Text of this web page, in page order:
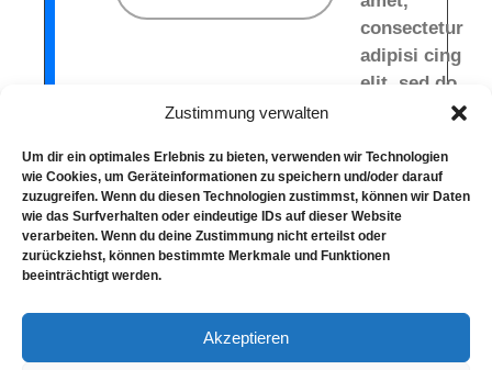
Zustimmung verwalten
Um dir ein optimales Erlebnis zu bieten, verwenden wir Technologien
wie Cookies, um Geräteinformationen zu speichern und/oder darauf
zuzugreifen. Wenn du diesen Technologien zustimmst, können wir Daten
wie das Surfverhalten oder eindeutige IDs auf dieser Website
verarbeiten. Wenn du deine Zustimmung nicht erteilst oder
zurückziehst, können bestimmte Merkmale und Funktionen
beeinträchtigt werden.
Akzeptieren
consectetur
adipisi cing
elit, sed do
incididunt
ut abore et
dolore
magna